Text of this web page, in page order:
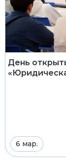
День
6 мар.